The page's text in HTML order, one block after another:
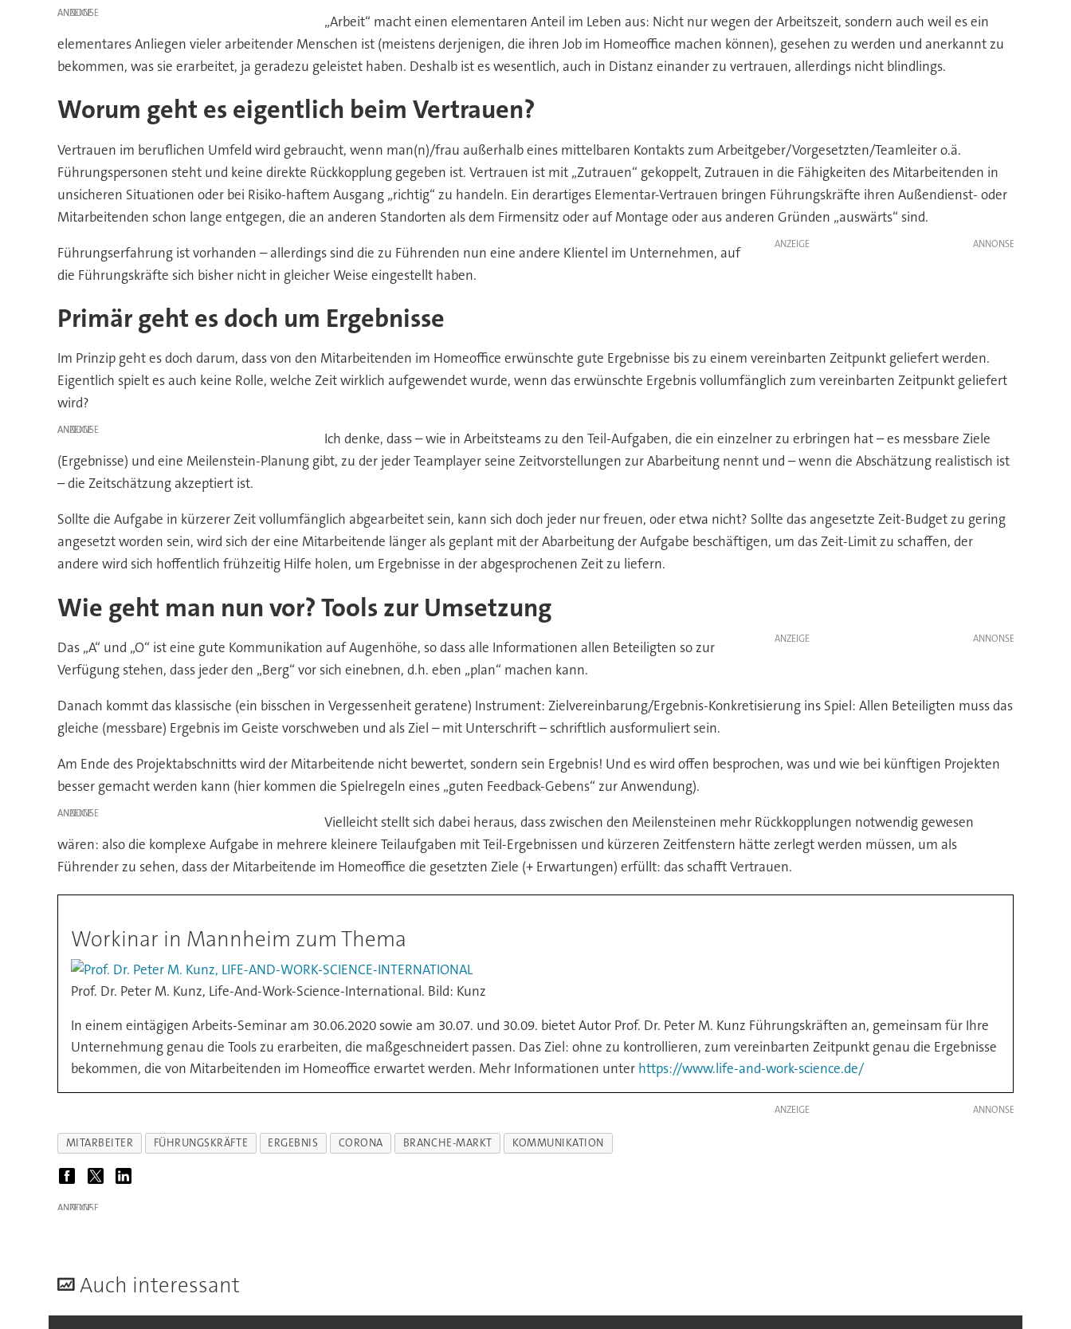
ANZEIGE
„Arbeit“ macht einen elementaren Anteil im Leben aus: Nicht nur wegen der Arbeitszeit, sondern auch weil es ein
elementares Anliegen vieler arbeitender Menschen ist (meistens derjenigen, die ihren Job im Homeoffice machen können), gesehen zu werden und anerkannt zu
bekommen, was sie erarbeitet, ja geradezu geleistet haben. Deshalb ist es wesentlich, auch in Distanz einander zu vertrauen, allerdings nicht blindlings.
Worum geht es eigentlich beim Vertrauen?
Vertrauen im beruflichen Umfeld wird gebraucht, wenn man(n)/frau außerhalb eines mittelbaren Kontakts zum Arbeitgeber/Vorgesetzten/Teamleiter o.ä.
Führungspersonen steht und keine direkte Rückkopplung gegeben ist. Vertrauen ist mit „Zutrauen“ gekoppelt, Zutrauen in die Fähigkeiten des Mitarbeitenden in
unsicheren Situationen oder bei Risiko-haftem Ausgang „richtig“ zu handeln. Ein derartiges Elementar-Vertrauen bringen Führungskräfte ihren Außendienst- oder
Mitarbeitenden schon lange entgegen, die an anderen Standorten als dem Firmensitz oder auf Montage oder aus anderen Gründen „auswärts“ sind.
ANZEIGE
Führungserfahrung ist vorhanden – allerdings sind die zu Führenden nun eine andere Klientel im Unternehmen, auf
die Führungskräfte sich bisher nicht in gleicher Weise eingestellt haben.
Primär geht es doch um Ergebnisse
Im Prinzip geht es doch darum, dass von den Mitarbeitenden im Homeoffice erwünschte gute Ergebnisse bis zu einem vereinbarten Zeitpunkt geliefert werden.
Eigentlich spielt es auch keine Rolle, welche Zeit wirklich aufgewendet wurde, wenn das erwünschte Ergebnis vollumfänglich zum vereinbarten Zeitpunkt geliefert
wird?
ANZEIGE
Ich denke, dass – wie in Arbeitsteams zu den Teil-Aufgaben, die ein einzelner zu erbringen hat – es messbare Ziele
(Ergebnisse) und eine Meilenstein-Planung gibt, zu der jeder Teamplayer seine Zeitvorstellungen zur Abarbeitung nennt und – wenn die Abschätzung realistisch ist
– die Zeitschätzung akzeptiert ist.
Sollte die Aufgabe in kürzerer Zeit vollumfänglich abgearbeitet sein, kann sich doch jeder nur freuen, oder etwa nicht? Sollte das angesetzte Zeit-Budget zu gering
angesetzt worden sein, wird sich der eine Mitarbeitende länger als geplant mit der Abarbeitung der Aufgabe beschäftigen, um das Zeit-Limit zu schaffen, der
andere wird sich hoffentlich frühzeitig Hilfe holen, um Ergebnisse in der abgesprochenen Zeit zu liefern.
Wie geht man nun vor? Tools zur Umsetzung
ANZEIGE
Das „A“ und „O“ ist eine gute Kommunikation auf Augenhöhe, so dass alle Informationen allen Beteiligten so zur
Verfügung stehen, dass jeder den „Berg“ vor sich einebnen, d.h. eben „plan“ machen kann.
Danach kommt das klassische (ein bisschen in Vergessenheit geratene) Instrument: Zielvereinbarung/Ergebnis-Konkretisierung ins Spiel: Allen Beteiligten muss das
gleiche (messbare) Ergebnis im Geiste vorschweben und als Ziel – mit Unterschrift – schriftlich ausformuliert sein.
Am Ende des Projektabschnitts wird der Mitarbeitende nicht bewertet, sondern sein Ergebnis! Und es wird offen besprochen, was und wie bei künftigen Projekten
besser gemacht werden kann (hier kommen die Spielregeln eines „guten Feedback-Gebens“ zur Anwendung).
ANZEIGE
Vielleicht stellt sich dabei heraus, dass zwischen den Meilensteinen mehr Rückkopplungen notwendig gewesen
wären: also die komplexe Aufgabe in mehrere kleinere Teilaufgaben mit Teil-Ergebnissen und kürzeren Zeitfenstern hätte zerlegt werden müssen, um als
Führender zu sehen, dass der Mitarbeitende im Homeoffice die gesetzten Ziele (+ Erwartungen) erfüllt: das schafft Vertrauen.
Workinar in Mannheim zum Thema
Prof. Dr. Peter M. Kunz, Life-And-Work-Science-International. Bild: Kunz
In einem eintägigen Arbeits-Seminar am 30.06.2020 sowie am 30.07. und 30.09. bietet Autor Prof. Dr. Peter M. Kunz Führungskräften an, gemeinsam für Ihre
Unternehmung genau die Tools zu erarbeiten, die maßgeschneidert passen. Das Ziel: ohne zu kontrollieren, zum vereinbarten Zeitpunkt genau die Ergebnisse
bekommen, die von Mitarbeitenden im Homeoffice erwartet werden. Mehr Informationen unter https://www.life-and-work-science.de/
ANZEIGE
MITARBEITER FÜHRUNGSKRÄFTE ERGEBNIS CORONA BRANCHE-MARKT KOMMUNIKATION
ANZEIGE
Auch interessant